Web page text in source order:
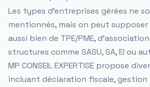
Les types d'entreprises gérées ne
mentionnés, mais on peut
aussi bien de TPE/PME,
structures comme SASU, SA, EI ou
MP CONSEIL EXPERTISE propose
incluant déclaration fiscale, gestion